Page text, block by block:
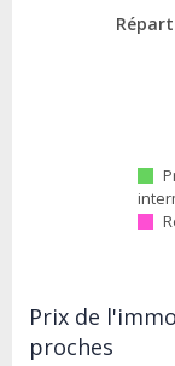
Prix de
proches